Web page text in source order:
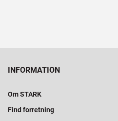
INFORMATION
Om STARK
Find forretning